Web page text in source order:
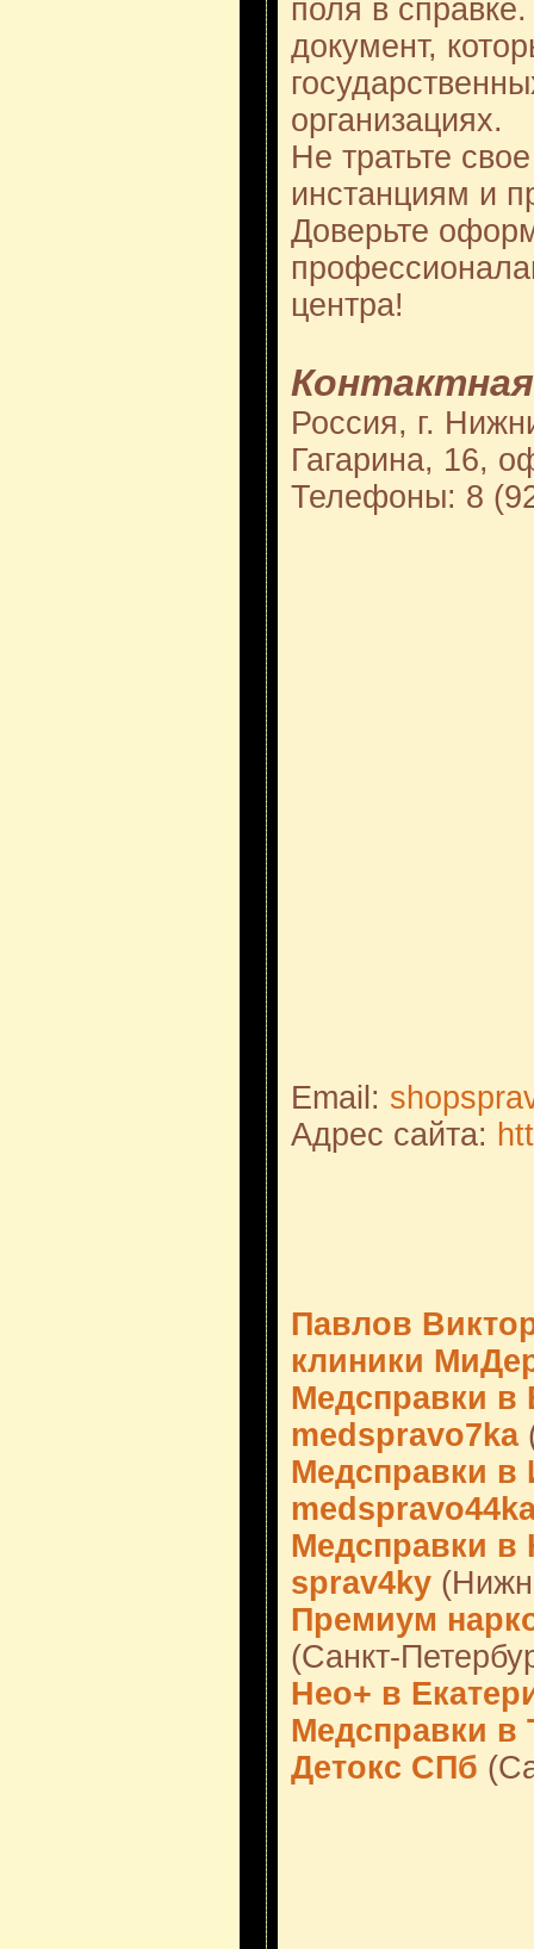
поля в
документ,
организациях.
Не тратьте
инстанциям и
Доверьте
центра!
Россия, г.
Гагарина, 16,
Телефоны: 8
Email:
Адрес сайта:
Павлов
клиники
Медсправки в
medspravo7ka
Медсправки в
Медсправки в
sprav4ky
Премиум
(Санкт-
Нео+ в
Медсправки в
Детокс СПб